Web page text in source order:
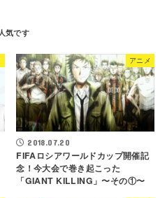
アニメ
2018.07.20
FIFAロシアワールドカップ開催記
念！今大会で巻き起こった
「GIANT KILLING」〜その①〜